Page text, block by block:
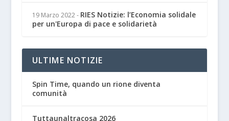
19 Marzo 2022 - RIES Notizie: l’Economia solidale
per un'Europa di pace e solidarietà
ULTIME NOTIZIE
Spin Time, quando un rione diventa
comunità
Tuttaunaltracosa 2026